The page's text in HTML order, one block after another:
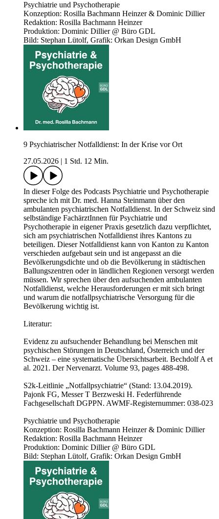
Psychiatrie und Psychotherapie
Konzeption: Rosilla Bachmann Heinzer & Dominic Dillier
Redaktion: Rosilla Bachmann Heinzer
Produktion: Dominic Dillier @ Büro GDL
Bild: Stephan Lütolf, Grafik: Orkan Design GmbH
9 Psychiatrischer Notfalldienst: In der Krise vor Ort
27.05.2026
1 Std. 12 Min.
In dieser Folge des Podcasts Psychiatrie und Psychotherapie
spreche ich mit Dr. med. Hanna Steinmann über den
ambulanten psychiatrischen Notfalldienst. In der Schweiz sind
selbständige FachärztInnen für Psychiatrie und
Psychotherapie in eigener Praxis gesetzlich dazu verpflichtet,
sich am psychiatrischen Notfalldienst ihres Kantons zu
beteiligen. Dieser Notfalldienst kann von Kanton zu Kanton
verschieden aufgebaut sein und ist angepasst an die
Bevölkerungsdichte und ob die Bevölkerung in städtischen
Ballungszentren oder in ländlichen Regionen versorgt werden
müssen. Wir sprechen über den aufsuchenden ambulanten
Notfalldienst, welche Herausforderungen er mit sich bringt
und warum die notfallpsychiatrische Versorgung für die
Bevölkerung wichtig ist.
Literatur:
Evidenz zu aufsuchender Behandlung bei Menschen mit
psychischen Störungen in Deutschland, Österreich und der
Schweiz – eine systematische Übersichtsarbeit. Bechdolf A et
al. 2021. Der Nervenarzt. Volume 93, pages 488-498.
S2k-Leitlinie „Notfallpsychiatrie“ (Stand: 13.04.2019).
Pajonk FG, Messer T Berzweski H. Federführende
Fachgesellschaft DGPPN. AWMF-Registernummer: 038-023
Psychiatrie und Psychotherapie
Konzeption: Rosilla Bachmann Heinzer & Dominic Dillier
Redaktion: Rosilla Bachmann Heinzer
Produktion: Dominic Dillier @ Büro GDL
Bild: Stephan Lütolf, Grafik: Orkan Design GmbH